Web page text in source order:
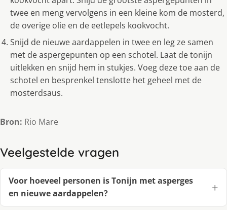
twee en meng vervolgens in een kleine kom de mosterd,
de overige olie en de eetlepels kookvocht.
Snijd de nieuwe aardappelen in twee en leg ze samen
met de aspergepunten op een schotel. Laat de tonijn
uitlekken en snijd hem in stukjes. Voeg deze toe aan de
schotel en besprenkel tenslotte het geheel met de
mosterdsaus.
Bron: Rio Mare
Veelgestelde vragen
Voor hoeveel personen is Tonijn met asperges
en nieuwe aardappelen?